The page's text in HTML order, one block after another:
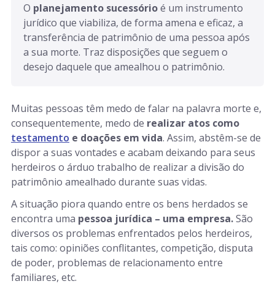
O planejamento sucessório é um instrumento
jurídico que viabiliza, de forma amena e eficaz, a
transferência de patrimônio de uma pessoa após
a sua morte. Traz disposições que seguem o
desejo daquele que amealhou o patrimônio.
Muitas pessoas têm medo de falar na palavra morte e,
consequentemente, medo de realizar atos como
testamento e doações em vida. Assim, abstêm-se de
dispor a suas vontades e acabam deixando para seus
herdeiros o árduo trabalho de realizar a divisão do
patrimônio amealhado durante suas vidas.
A situação piora quando entre os bens herdados se
encontra uma pessoa jurídica – uma empresa.São
diversos os problemas enfrentados pelos herdeiros,
tais como: opiniões conflitantes, competição, disputa
de poder, problemas de relacionamento entre
familiares, etc.